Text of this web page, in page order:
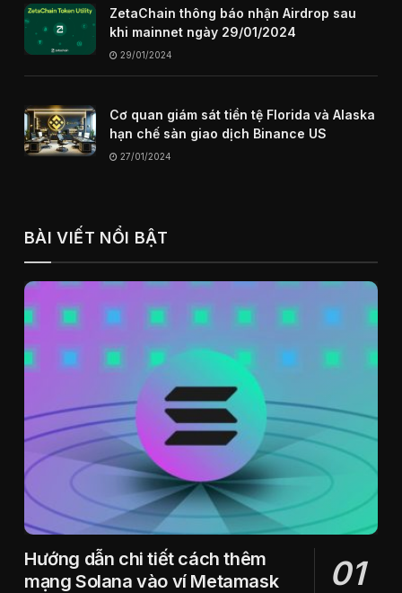
ZetaChain thông báo nhận Airdrop sau
khi mainnet ngày 29/01/2024
29/01/2024
Cơ quan giám sát tiền tệ Florida và Alaska
hạn chế sàn giao dịch Binance US
27/01/2024
BÀI VIẾT NỔI BẬT
Hướng dẫn chi tiết cách thêm
mạng Solana vào ví Metamask